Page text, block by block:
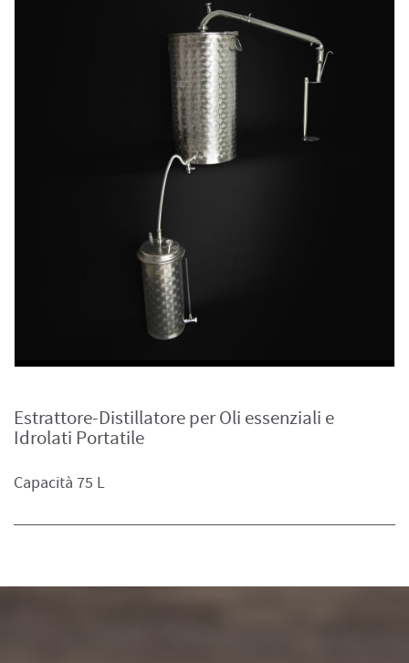
Estrattore-Distillatore per Oli essenziali e
Idrolati Portatile
Capacità 75 L